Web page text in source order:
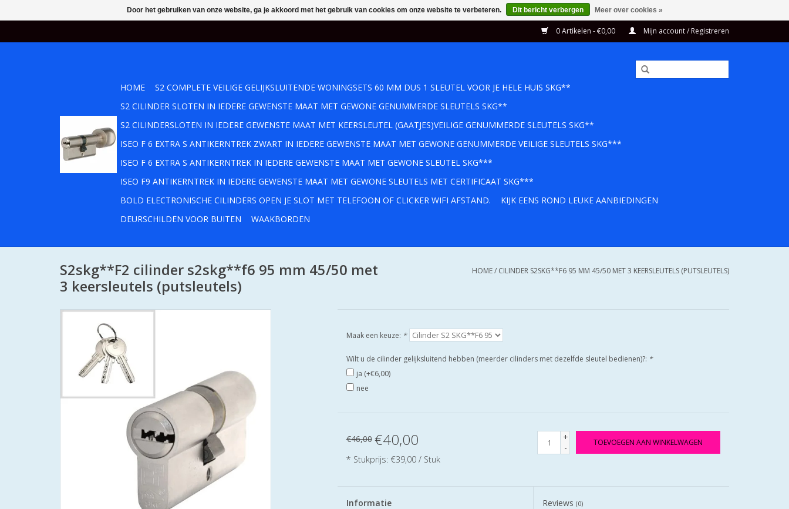
0 Artikelen - €0,00 Mijn account / Registreren
HOME
S2 COMPLETE VEILIGE GELIJKSLUITENDE WONINGSETS 60 MM DUS 1 SLEUTEL VOOR JE HELE HUIS SKG**
S2 CILINDER SLOTEN IN IEDERE GEWENSTE MAAT MET GEWONE GENUMMERDE SLEUTELS SKG**
S2 CILINDERSLOTEN IN IEDERE GEWENSTE MAAT MET KEERSLEUTEL (GAATJES)VEILIGE GENUMMERDE SLEUTELS SKG**
ISEO F 6 EXTRA S ANTIKERNTREK ZWART IN IEDERE GEWENSTE MAAT MET GEWONE GENUMMERDE VEILIGE SLEUTELS SKG***
ISEO F 6 EXTRA S ANTIKERNTREK IN IEDERE GEWENSTE MAAT MET GEWONE SLEUTEL SKG***
ISEO F9 ANTIKERNTREK IN IEDERE GEWENSTE MAAT MET GEWONE SLEUTELS MET CERTIFICAAT SKG***
BOLD ELECTRONISCHE CILINDERS OPEN JE SLOT MET TELEFOON OF CLICKER WIFI AFSTAND.
KIJK EENS ROND LEUKE AANBIEDINGEN
DEURSCHILDEN VOOR BUITEN
WAAKBORDEN
S2skg**F2 cilinder s2skg**f6 95 mm 45/50 met
3 keersleutels (putsleutels)
HOME/ CILINDER S2SKG**F6 95 MM 45/50 MET 3 KEERSLEUTELS (PUTSLEUTELS)
Maak een keuze: *
Wilt u de cilinder gelijksluitend hebben (meerder cilinders met dezelfde sleutel bedienen)?: *
ja (+€6,00)
nee
€46,00 €40,00
* Stukprijs: €39,00 / Stuk
+
-
TOEVOEGEN AAN WINKELWAGEN
Informatie Reviews(0)
Door het gebruiken van onze website, ga je akkoord met het gebruik van cookies om onze website te verbeteren. Dit bericht verbergen Meer over cookies »